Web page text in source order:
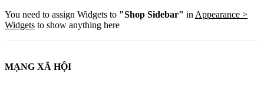
You need to assign Widgets to "Shop Sidebar" in Appearance >
Widgets to show anything here
MẠNG XÃ HỘI